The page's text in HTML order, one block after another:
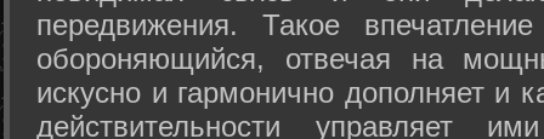
передвижения. Такое
обороняющийся, отвечая на
искусно и гармонично дополняет и
действительности управляет